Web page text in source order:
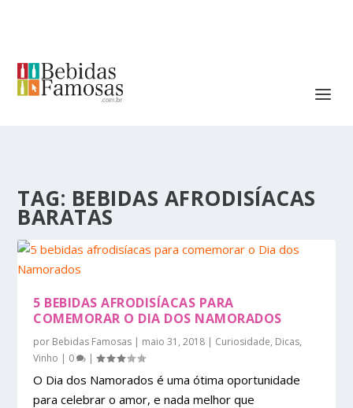
TAG: BEBIDAS AFRODISÍACAS
BARATAS
5 BEBIDAS AFRODISÍACAS PARA
COMEMORAR O DIA DOS NAMORADOS
por Bebidas Famosas | maio 31, 2018 | Curiosidade, Dicas,
Vinho | 0 |
O Dia dos Namorados é uma ótima oportunidade
para celebrar o amor, e nada melhor que